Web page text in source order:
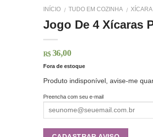
INÍCIO / TUDO EM COZINHA / XÍCARA
Jogo De 4 Xícaras
R$ 36,00
Fora de estoque
Produto indisponível, avise-me
Preencha com seu e-mail